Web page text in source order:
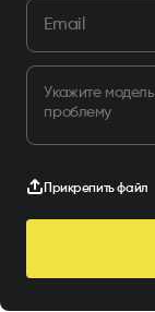
Прикрепить файл